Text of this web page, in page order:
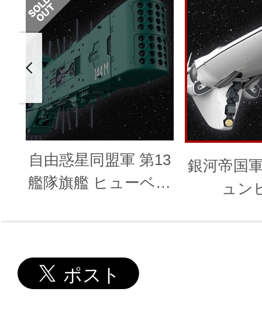
自由惑星同盟軍 第13
艦隊旗艦 ヒューベリ
銀河帝国
ュン